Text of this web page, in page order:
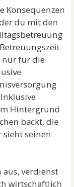
Konsequenzen
du mit den
nur für die
Hintergrund
backt, die
seinen
verdienst
wirtschaftlich